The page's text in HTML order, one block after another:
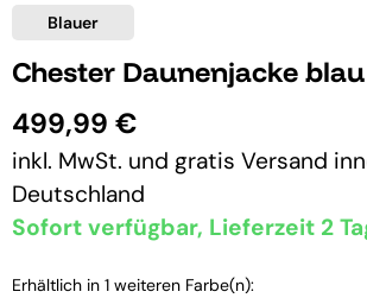
Blauer
Chester Daunenjacke blau
499,99 €
inkl. MwSt. und gratis Versand
Deutschland
Sofort verfügbar, Lieferzeit 2
Erhältlich in 1 weiteren Farbe(n):